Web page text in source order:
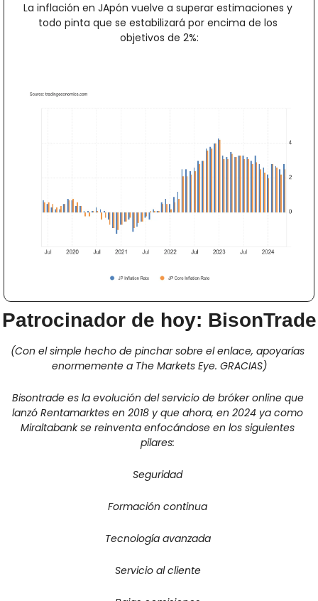
La inflación en JApón vuelve a superar estimaciones y
todo pinta que se estabilizará por encima de los
objetivos de 2%:
Patrocinador de hoy: BisonTrade
(Con el simple hecho de pinchar sobre el enlace, apoyarías
enormemente a The Markets Eye. GRACIAS)
Bisontrade es la evolución del servicio de bróker online que
lanzó Rentamarktes en 2018 y que ahora, en 2024 ya como
Miraltabank se reinventa enfocándose en los siguientes
pilares:
Seguridad
Formación continua
Tecnología avanzada
Servicio al cliente